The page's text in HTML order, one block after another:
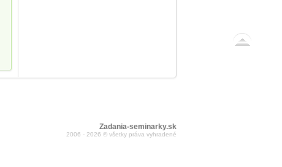
Zadania-seminarky.sk
2006 - 2026 © všetky práva vyhradené